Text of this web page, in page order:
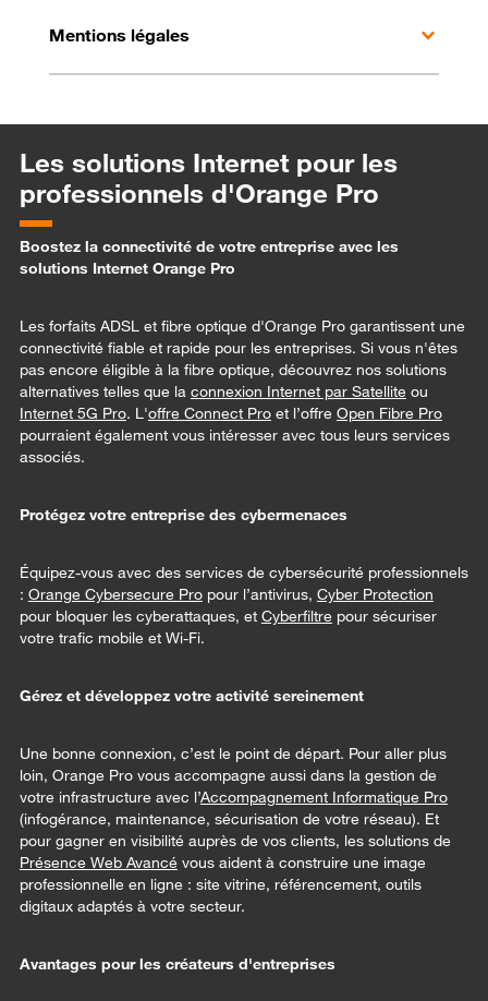
Mentions légales
Les solutions Internet pour les
professionnels d'Orange Pro
Boostez la connectivité de votre entreprise avec les
solutions Internet Orange Pro
Les forfaits ADSL et fibre optique d'Orange Pro garantissent une
connectivité fiable et rapide pour les entreprises. Si vous n'êtes
pas encore éligible à la fibre optique, découvrez nos solutions
alternatives telles que la connexion Internet par Satelliteou
Internet 5G Pro. L'offre Connect Proet l’offre Open Fibre Pro
pourraient également vous intéresser avec tous leurs services
associés.
Protégez votre entreprise des cybermenaces
Équipez-vous avec des services de cybersécurité professionnels
: Orange Cybersecure Propour l’antivirus, Cyber Protection
pour bloquer les cyberattaques, et Cyberfiltrepour sécuriser
votre trafic mobile et Wi-Fi.
Gérez et développez votre activité sereinement
Une bonne connexion, c’est le point de départ. Pour aller plus
loin, Orange Pro vous accompagne aussi dans la gestion de
votre infrastructure avec l’Accompagnement Informatique Pro
(infogérance, maintenance, sécurisation de votre réseau). Et
pour gagner en visibilité auprès de vos clients, les solutions de
Présence Web Avancévous aident à construire une image
professionnelle en ligne : site vitrine, référencement, outils
digitaux adaptés à votre secteur.
Avantages pour les créateurs d'entreprises